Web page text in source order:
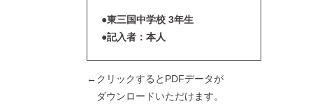
●東三国中学校 3年生
●記入者：本人
←クリックするとPDFデータが
ダウンロードいただけます。